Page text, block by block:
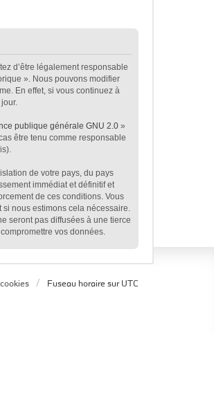
d’être légalement responsable
». Nous pouvons modifier
En effet, si vous continuez à
publique générale GNU 2.0 »
être tenu comme responsable
de votre pays, du pays
immédiat et définitif et
de ces conditions. Vous
si nous estimons cela nécessaire.
seront pas diffusées à une tierce
vos données.
Fuseau horaire surUTC